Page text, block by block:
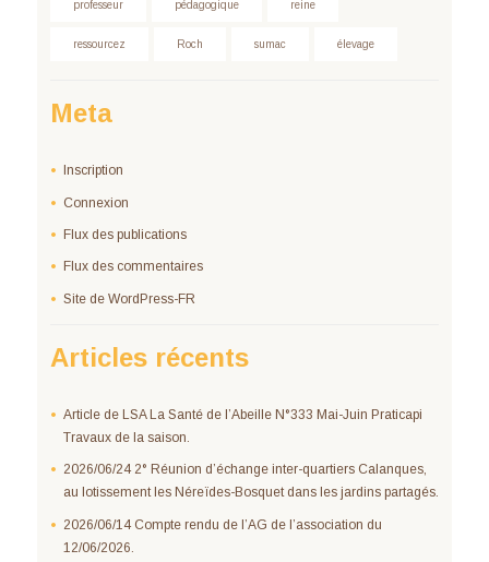
professeur pédagogique reine
ressourcez Roch sumac élevage
Meta
Inscription
Connexion
Flux des publications
Flux des commentaires
Site de WordPress-FR
Articles récents
Article de LSA La Santé de l’Abeille N°333 Mai-Juin Praticapi
Travaux de la saison.
2026/06/24 2° Réunion d’échange inter-quartiers Calanques,
au lotissement les Néreïdes-Bosquet dans les jardins partagés.
2026/06/14 Compte rendu de l’AG de l’association du
12/06/2026.